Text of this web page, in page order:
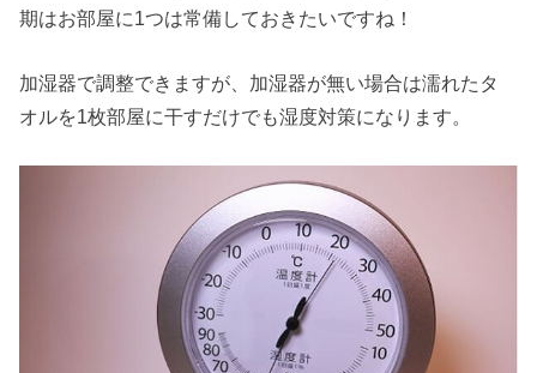
期はお部屋に1つは常備しておきたいですね！
加湿器で調整できますが、加湿器が無い場合は濡れたタ
オルを1枚部屋に干すだけでも湿度対策になります。